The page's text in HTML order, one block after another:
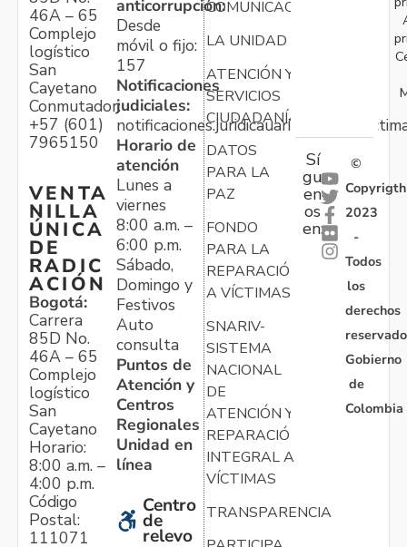
46A – 65
Complejo
logístico
San
Cayetano
Conmutador:
+57 (601)
7965150
VENTA
NILLA
ÚNICA
DE
RADIC
ACIÓN
Bogotá:
Carrera
85D No.
46A – 65
Complejo
logístico
San
Cayetano
Horario:
8:00 a.m. –
4:00 p.m.
Código
Postal:
111071
anticorrupción:
Desde
móvil o fijo:
157
Notificaciones
judiciales:
Horario de
atención
Lunes a
viernes
8:00 a.m. –
6:00 p.m.
Sábado,
Domingo y
Festivos
Auto
consulta
Puntos de
Atención y
Centros
Regionales
Unidad en
línea
Centro
de
relevo
COMUNICACIONES
LA UNIDAD
ATENCIÓN Y
SERVICIOS
CIUDADANÍA
DATOS
PARA LA
PAZ
FONDO
PARA LA
REPARACIÓN
A VÍCTIMAS
SNARIV-
SISTEMA
NACIONAL
DE
ATENCIÓN Y
REPARACIÓN
INTEGRAL A
VÍCTIMAS
TRANSPARENCIA
Sí
gu
en
os
en:
©
Copyrigth
2023
-
Todos
los
derechos
Gobierno
de
Colombia